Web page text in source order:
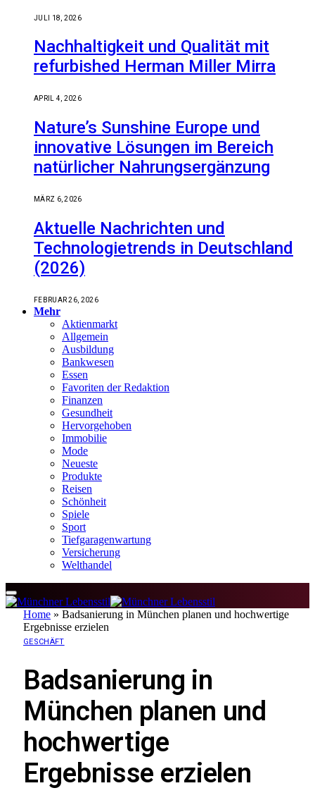
JULI 18, 2026
Nachhaltigkeit und Qualität mit
refurbished Herman Miller Mirra
APRIL 4, 2026
Nature’s Sunshine Europe und
innovative Lösungen im Bereich
natürlicher Nahrungsergänzung
MÄRZ 6, 2026
Aktuelle Nachrichten und
Technologietrends in Deutschland
(2026)
FEBRUAR 26, 2026
Mehr
Aktienmarkt
Allgemein
Ausbildung
Bankwesen
Essen
Favoriten der Redaktion
Finanzen
Gesundheit
Hervorgehoben
Immobilie
Mode
Neueste
Produkte
Reisen
Schönheit
Spiele
Sport
Tiefgaragenwartung
Versicherung
Welthandel
Home » Badsanierung in München planen und hochwertige
Ergebnisse erzielen
GESCHÄFT
Badsanierung in
München planen und
hochwertige
Ergebnisse erzielen